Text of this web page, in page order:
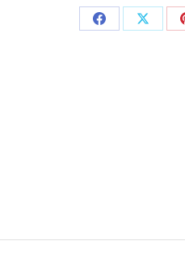
Share
Share